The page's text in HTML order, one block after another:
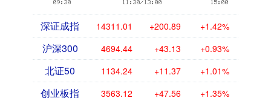
深证成指 14311.01 +200.89 +1.42%
沪深300 4694.44 +43.13 +0.93%
北证50 1134.24 +11.37 +1.01%
创业板指 3563.12 +47.56 +1.35%